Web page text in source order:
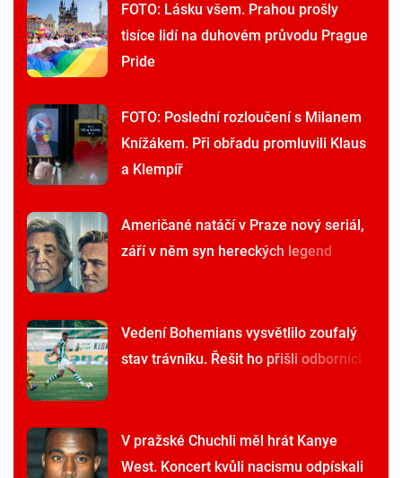
FOTO: Lásku všem. Prahou prošly
tisíce lidí na duhovém průvodu Prague
Pride
FOTO: Poslední rozloučení s Milanem
Knížákem. Při obřadu promluvili Klaus
a Klempíř
Američané natáčí v Praze nový seriál,
září v něm syn hereckých legend
Vedení Bohemians vysvětlilo zoufalý
stav trávníku. Řešit ho přišli odborníci
V pražské Chuchli měl hrát Kanye
West. Koncert kvůli nacismu odpískali